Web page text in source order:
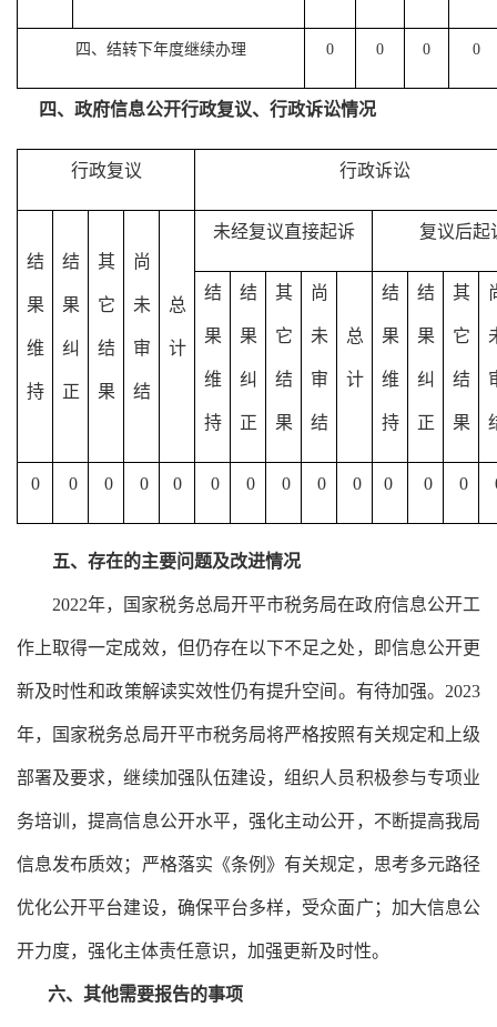
四、结转下年度继续办理 0 0 0 0
四、政府信息公开行政复议、行政诉讼情况
行政复议 行政诉讼
结
果
维
持
结
果
纠
正
其
它
结
果
尚
未
审
结
总
计
未经复议直接起诉 复议后起
结
果
维
持
结
果
纠
正
其
它
结
果
尚
未
审
结
总
计
结
果
维
持
结
果
纠
正
其
它
结
果
0 0 0 0 0 0 0 0 0 0 0 0 0
五、存在的主要问题及改进情况
2022年，国家税务总局开平市税务局在政府信息公开工
作上取得一定成效，但仍存在以下不足之处，即信息公开更
新及时性和政策解读实效性仍有提升空间。有待加强。 2023
年，国家税务总局开平市税务局将严格按照有关规定和上级
部署及要求，继续加强队伍建设，组织人员积极参与专项业
务培训，提高信息公开水平，强化主动公开，不断提高我局
信息发布质效；严格落实《条例》有关规定，思考多元路径
优化公开平台建设，确保平台多样，受众面广；加大信息公
开力度，强化主体责任意识，加强更新及时性。
六、其他需要报告的事项